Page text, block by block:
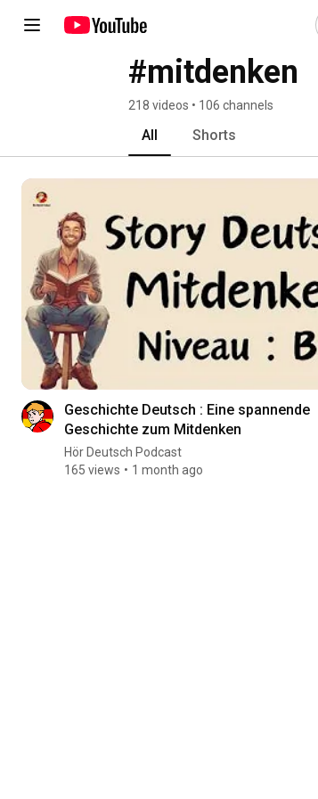
#mitdenken
218 videos • 106 channels
All Shorts
Geschichte Deutsch : Eine spannende
Geschichte zum Mitdenken
Hör Deutsch Podcast
165 views
1 month ago